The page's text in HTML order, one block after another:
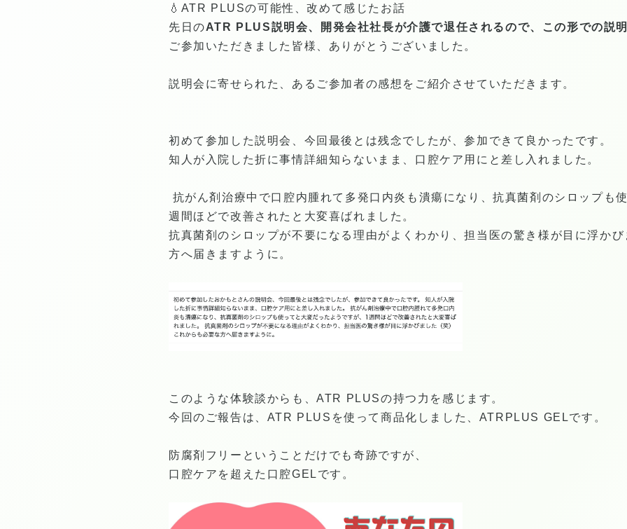
💧ATR PLUSの可能性、改めて感じたお話
先日のATR PLUS説明会、開発会社社長が介護で退任されるので、この形での説
ご参加いただきました皆様、ありがとうございました。
説明会に寄せられた、あるご参加者の感想をご紹介させていただきます。
初めて参加した説明会、今回最後とは残念でしたが、参加できて良かったです。
知人が入院した折に事情詳細知らないまま、口腔ケア用にと差し入れました。
抗がん剤治療中で口腔内腫れて多発口内炎も潰瘍になり、抗真菌剤のシロップも
週間ほどで改善されたと大変喜ばれました。
抗真菌剤のシロップが不要になる理由がよくわかり、担当医の驚き様が目に浮か
方へ届きますように。
このような体験談からも、ATR PLUSの持つ力を感じます。
今回のご報告は、ATR PLUSを使って商品化しました、ATRPLUS GELです。
防腐剤フリーということだけでも奇跡ですが、
口腔ケアを超えた口腔GELです。